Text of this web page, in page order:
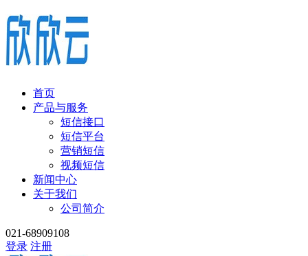
首页
产品与服务
短信接口
短信平台
营销短信
视频短信
新闻中心
关于我们
公司简介
021-68909108
登录 注册